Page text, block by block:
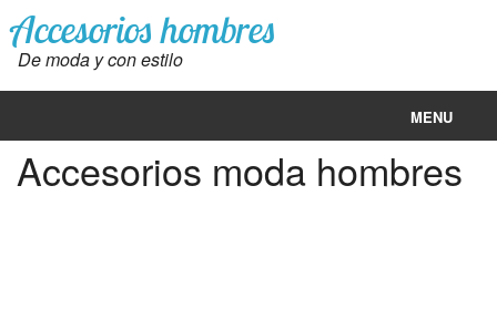
Accesorios hombres
De moda y con estilo
MENU
Accesorios de hombre
Accesorios moda hombres